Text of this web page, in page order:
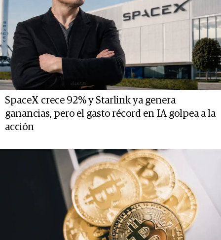
SpaceX crece 92% y Starlink ya genera
ganancias, pero el gasto récord en IA golpea a la
acción